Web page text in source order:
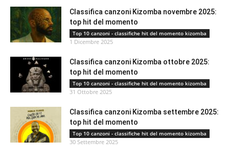
Classifica canzoni Kizomba novembre 2025:
top hit del momento
Top 10 canzoni - classifiche hit del momento kizomba
1 Dicembre 2025
Classifica canzoni Kizomba ottobre 2025:
top hit del momento
Top 10 canzoni - classifiche hit del momento kizomba
31 Ottobre 2025
Classifica canzoni Kizomba settembre 2025:
top hit del momento
Top 10 canzoni - classifiche hit del momento kizomba
30 Settembre 2025